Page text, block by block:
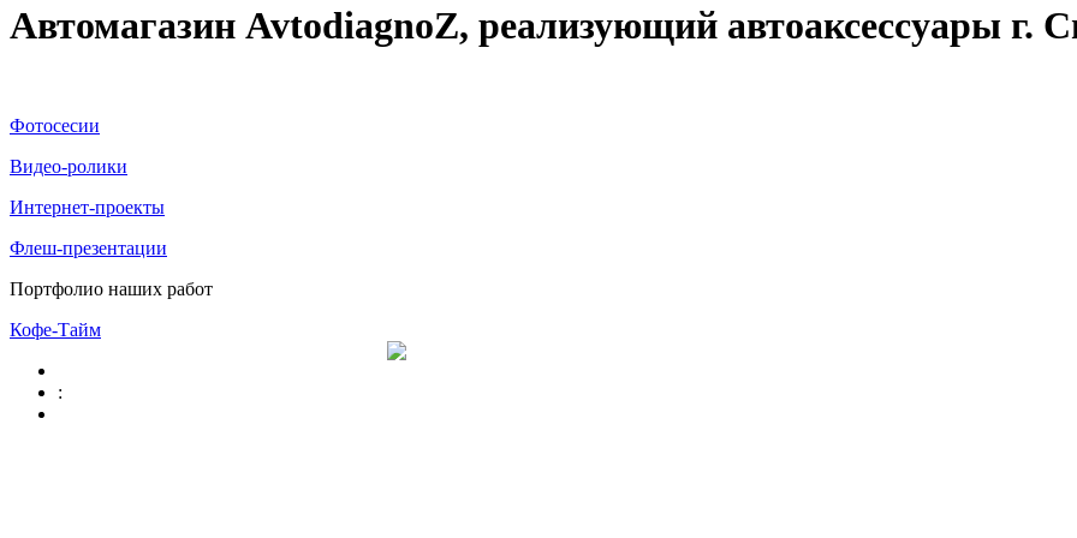
Автомагазин AvtodiagnoZ, реализующий автоаксессуары г.
Фотосесии
Видео-ролики
Интернет-проекты
Флеш-презентации
Портфолио наших работ
Кофе-Тайм
: